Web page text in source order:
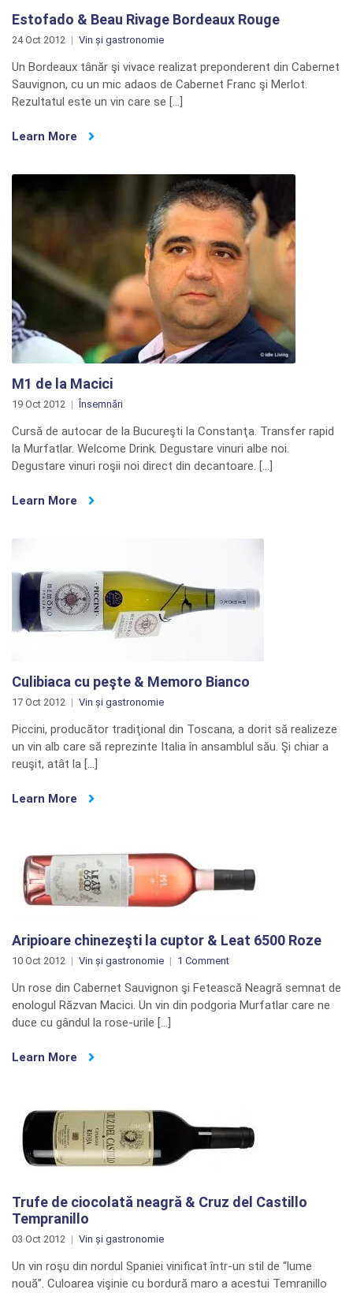
Estofado & Beau Rivage Bordeaux Rouge
24 Oct 2012 Vin și gastronomie
Un Bordeaux tânăr şi vivace realizat preponderent din Cabernet
Sauvignon, cu un mic adaos de Cabernet Franc şi Merlot.
Rezultatul este un vin care se […]
Learn More
M1 de la Macici
19 Oct 2012 Însemnări
Cursă de autocar de la Bucureşti la Constanţa. Transfer rapid
la Murfatlar. Welcome Drink. Degustare vinuri albe noi.
Degustare vinuri roşii noi direct din decantoare. […]
Learn More
Culibiaca cu peşte & Memoro Bianco
17 Oct 2012 Vin și gastronomie
Piccini, producător tradiţional din Toscana, a dorit să realizeze
un vin alb care să reprezinte Italia în ansamblul său. Şi chiar a
reuşit, atât la […]
Learn More
Aripioare chinezeşti la cuptor & Leat 6500 Roze
10 Oct 2012 Vin și gastronomie 1 Commenton
chinezeşti
la
Un rose din Cabernet Sauvignon şi Fetească Neagră semnat de
enologul Răzvan Macici. Un vin din podgoria Murfatlar care ne
duce cu gândul la rose-urile […]
Learn More
Trufe de ciocolată neagră & Cruz del Castillo
Tempranillo
03 Oct 2012 Vin și gastronomie
Un vin roşu din nordul Spaniei vinificat într-un stil de “lume
nouă”. Culoarea vişinie cu bordură maro a acestui Temranillo